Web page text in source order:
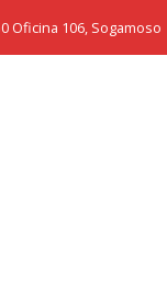
Oficina 106, Sogamoso